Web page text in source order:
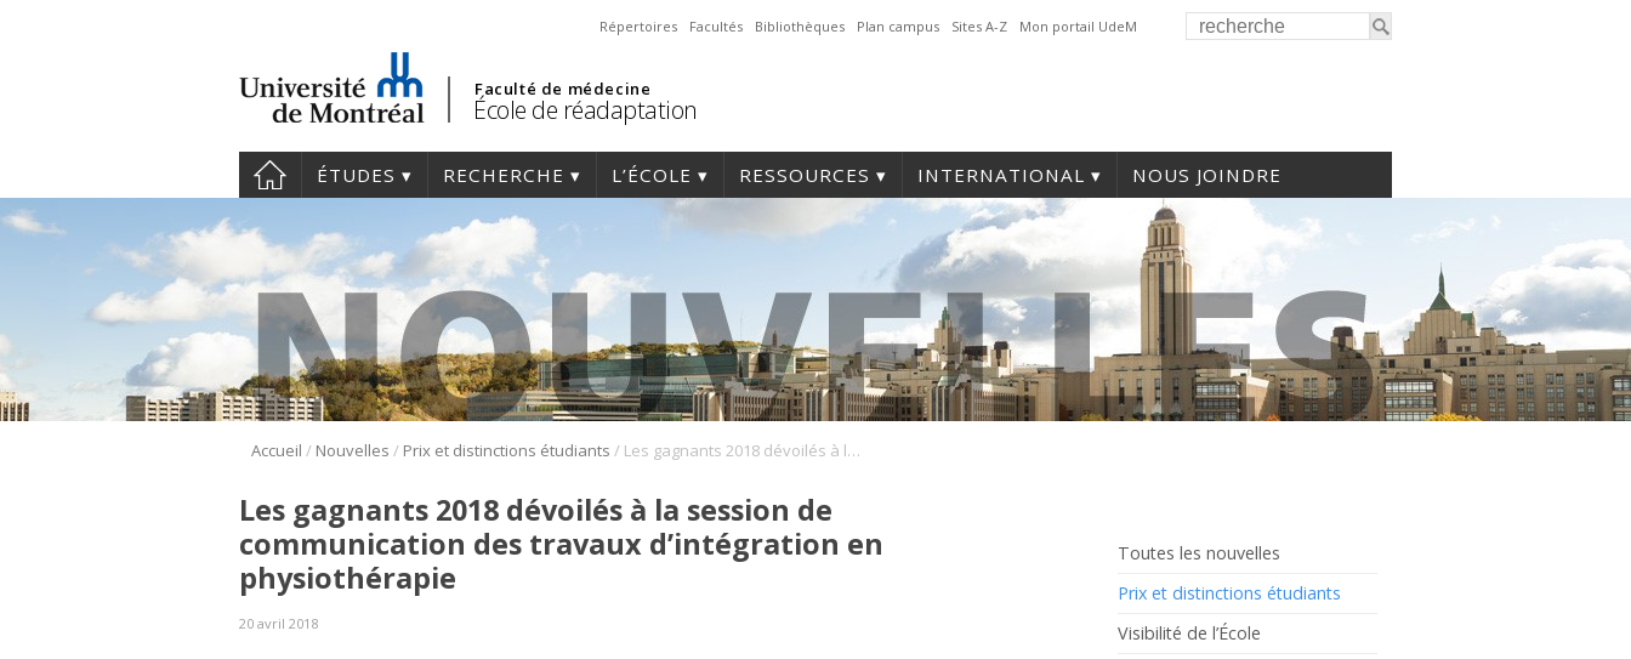
Répertoires Facultés Bibliothèques Plan campus Sites A-Z Mon portail UdeM
Faculté de médecine
École de réadaptation
ÉTUDES RECHERCHE L’ÉCOLE RESSOURCES INTERNATIONAL NOUS JOINDRE
Accueil / Nouvelles / Prix et distinctions étudiants / Les gagnants 2018 dévoilés à la session de communication des travaux d’intégration en physiothérapie
Toutes les nouvelles
Prix et distinctions étudiants
Visibilité de l’École
Les gagnants 2018 dévoilés à la session de
communication des travaux d’intégration en
physiothérapie
20 avril 2018